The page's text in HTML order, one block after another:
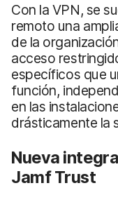
Con la VPN, se
remoto una
de la
acceso
específicos que
función,
en las
drásticamente la
Nueva
Jamf Trust